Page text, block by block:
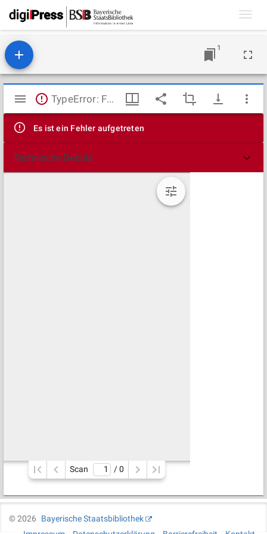
1
Mirador
Viewer
TypeError: Failed to fetch
Es ist ein Fehler aufgetreten
Technische Details
Scan / 0
©2026
Bayerische Staatsbibliothek